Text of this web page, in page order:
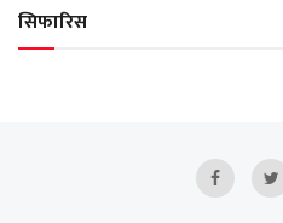
सिफारिस